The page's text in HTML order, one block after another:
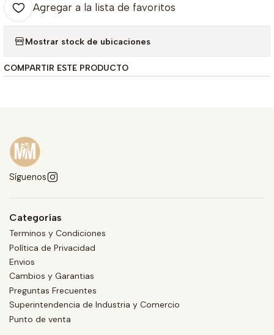
Agregar a la lista de favoritos
Mostrar stock de ubicaciones
COMPARTIR ESTE PRODUCTO
Síguenos
Categorías
Terminos y Condiciones
Política de Privacidad
Envios
Cambios y Garantias
Preguntas Frecuentes
Superintendencia de Industria y Comercio
Punto de venta